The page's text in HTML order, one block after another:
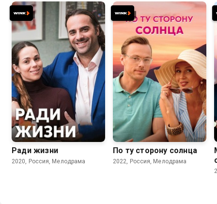
6.7
Ради жизни
2020, Россия, Мелодрама
7.1
По ту сторону солнца
2022, Россия, Мелодрама